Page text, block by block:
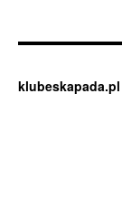
klubeskapada.pl